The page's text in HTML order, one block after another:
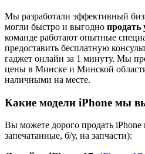
Мы разработали эффективный
могли быстро и выгодно продать
команде работают опытные
предоставить бесплатную
гаджет онлайн за 1 минуту. Мы
цены в Минске и Минской
наличными на месте.
Какие модели iPhone мы
Вы можете дорого продать
запечатанные, б/у, на запчасти):